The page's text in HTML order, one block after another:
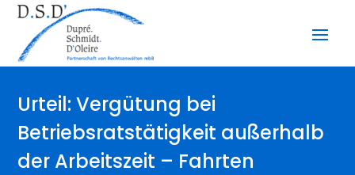
Urteil: Vergütung bei
Betriebsratstätigkeit außerhalb
der Arbeitszeit – Fahrten